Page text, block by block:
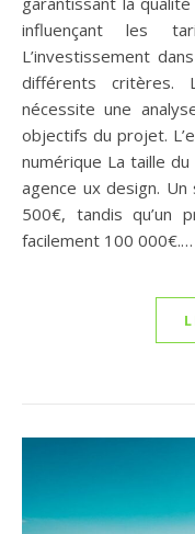
influençant les
L’investissement
différents critères.
nécessite une
objectifs du projet.
numérique La taille
agence ux design.
500€, tandis qu’un
facilement 100 000€.…